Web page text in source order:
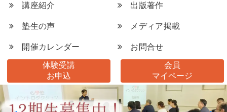
講座紹介 出版著作
塾生の声 メディア掲載
開催カレンダー お問合せ
体験受講
お申込
会員
マイページ